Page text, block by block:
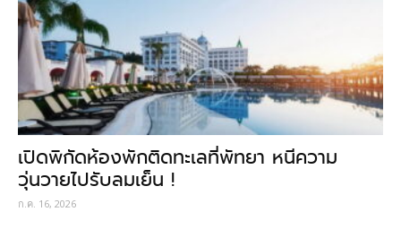
เปิดพิกัดห้องพักติดทะเลที่พัทยา หนีความ
วุ่นวายไปรับลมเย็น !
ก.ค. 16, 2026